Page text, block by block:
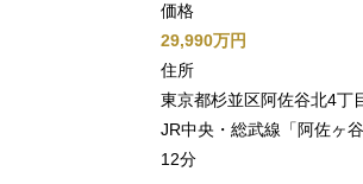
価格
29,990万円
住所
東京都杉並区阿佐谷北4丁
JR中央・総武線「阿佐ヶ
12分